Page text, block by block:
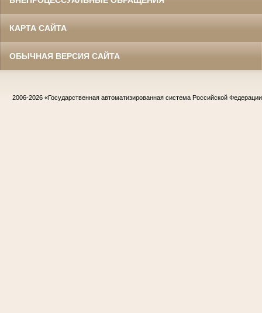
КАРТА САЙТА
ОБЫЧНАЯ ВЕРСИЯ САЙТА
2006-2026 «Государственная автоматизированная система Российской